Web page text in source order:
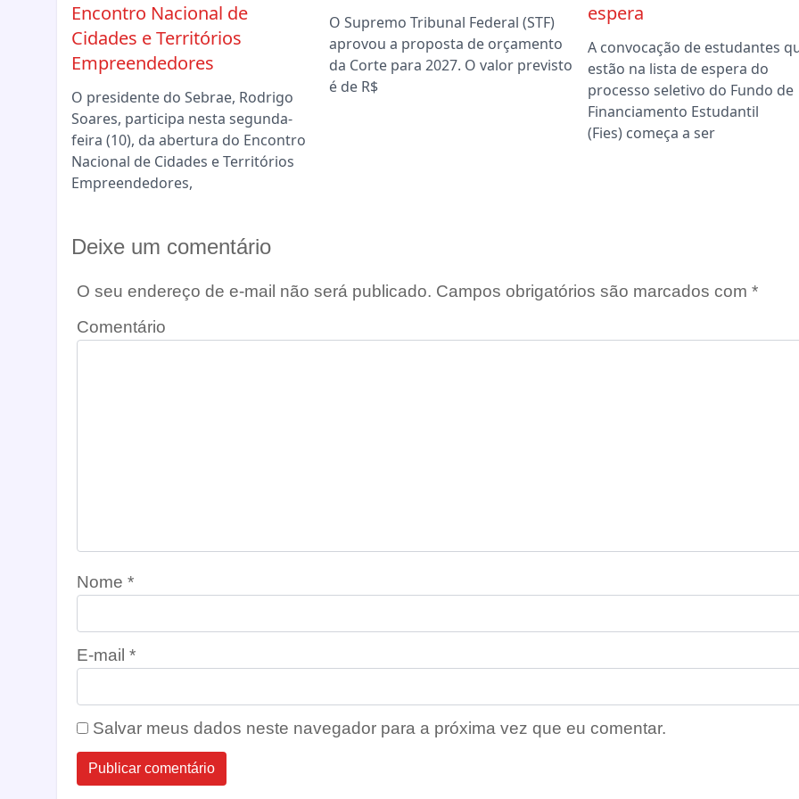
Encontro Nacional de
Cidades e Territórios
Empreendedores
O presidente do Sebrae, Rodrigo
Soares, participa nesta segunda-
feira (10), da abertura do Encontro
Nacional de Cidades e Territórios
Empreendedores,
O Supremo Tribunal Federal (STF)
aprovou a proposta de orçamento
da Corte para 2027. O valor previsto
é de R$
espera
A convocação de estudantes
estão na lista de espera do
processo seletivo do Fundo de
Financiamento Estudantil
(Fies) começa a ser
Deixe um comentário
O seu endereço de e-mail não será publicado. Campos obrigatórios são marcados com *
Comentário
Nome *
E-mail *
Salvar meus dados neste navegador para a próxima vez que eu comentar.